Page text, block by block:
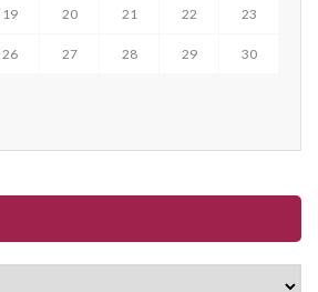
19 20 21 22 23
26 27 28 29 30